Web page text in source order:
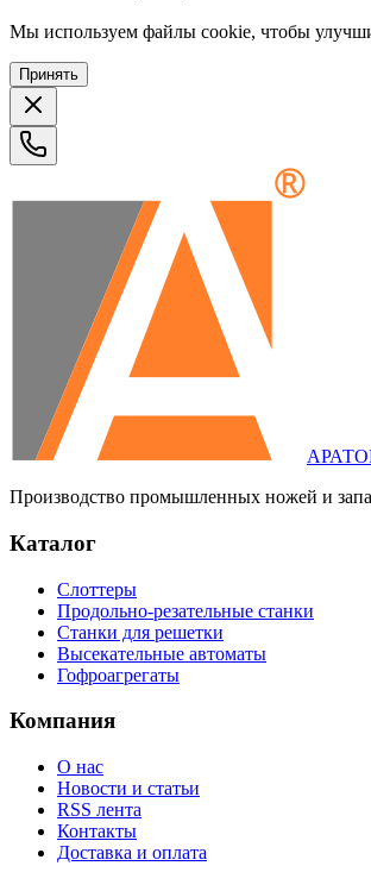
Мы используем файлы cookie, чтобы
Принять
Производство промышленных ножей и
Каталог
Слоттеры
Продольно-резательные станки
Станки для решетки
Высекательные автоматы
Гофроагрегаты
Компания
О нас
Новости и статьи
RSS лента
Контакты
Доставка и оплата